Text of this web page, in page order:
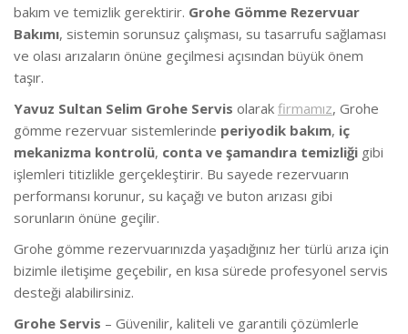
bakım ve temizlik gerektirir. Grohe Gömme Rezervuar
Bakımı, sistemin sorunsuz çalışması, su tasarrufu sağlaması
ve olası arızaların önüne geçilmesi açısından büyük önem
taşır.
Yavuz Sultan Selim Grohe Servis olarak firmamız, Grohe
gömme rezervuar sistemlerinde periyodik bakım, iç
mekanizma kontrolü, conta ve şamandıra temizliği gibi
işlemleri titizlikle gerçekleştirir. Bu sayede rezervuarın
performansı korunur, su kaçağı ve buton arızası gibi
sorunların önüne geçilir.
Grohe gömme rezervuarınızda yaşadığınız her türlü arıza için
bizimle iletişime geçebilir, en kısa sürede profesyonel servis
desteği alabilirsiniz.
Grohe Servis – Güvenilir, kaliteli ve garantili çözümlerle